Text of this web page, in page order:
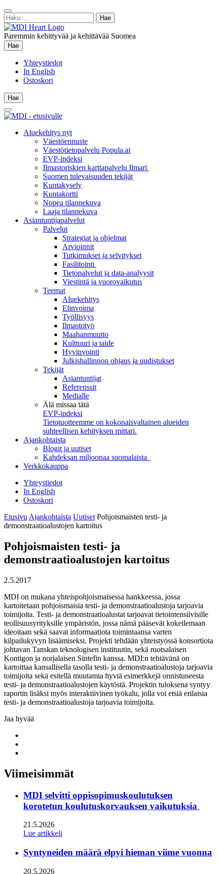
Siirry
sisältöön
Sulje
hae
Haku:
Paremmin kehittyvää ja kehittävää Suomea
Hae
Hae
Yhteystiedot
In English
Ostoskori
Hae
Hae
Main
Menu
Aluekehitys nyt
Väestöennuste
Väestötietopalvelu Popula.ai
EVP-indeksi
Ilmastoriskien karttapalvelu Ilmari
Suomen tulevaisuuden tekijät
Kuntakysely
Kuntakortti
Nopea tilannekuva
Laaja tilannekuva
Asiantuntijapalvelut
Palvelut
Strategiat ja ohjelmat
Arvioinnit
Tutkimukset ja selvitykset
Fasilitointi
Tietopalvelut ja data-analyysit
Viestintä ja vuorovaikutus
Teemat
Aluekehitys
Elinvoima
Työllisyys
Ilmastotyö
Maahanmuutto
Kulttuuri ja taide
Hyvinvointi
Julkishallinnon ohjaus ja uudistukset
Tekijät
Asiantuntijat
Referenssit
Medialle
Älä missaa tätä
EVP-indeksi
Tietotuotteemme on kokonaisvaltainen alueiden
suhteellisen kehityksen mittari.
Ajankohtaista
Blogit ja uutiset
Kahdeksan miljoonaa suomalaista
Verkkokauppa
Yhteystiedot
In English
Ostoskori
Etusivu Ajankohtaista Uutiset Pohjoismaisten testi- ja
demonstraatioalustojen kartoitus
Pohjoismaisten testi- ja
demonstraatioalustojen kartoitus
2.5.2017
MDI on mukana yhteispohjoismaisessa hankkeessa, jossa
kartoitetaan pohjoismaisia testi- ja demonstraatioalustoja tarjoavia
toimijoita. Testi- ja demonstraatioalustat tarjoavat tietointensiivisille
teollisuusyrityksille ympäristön, jossa nämä pääsevät kokeilemaan
ideoitaan sekä saavat informaatiota toimintaansa varten
kilpailukyvyn lisäämiseksi. Projekti tehdään yhteistyössä konsortiota
johtavan Tanskan teknologisen instituutin, sekä ruotsalaisen
Kontigon ja norjalaisen Sintefin kanssa. MDI:n tehtävänä on
kartoittaa kansallisella tasolla testi- ja demonstraatioalustoja tarjoavia
toimijoita sekä esitellä muutamia hyviä esimerkkejä onnistuneesta
testi- ja demonstraatioalustojen käytöstä. Projektin tuloksena syntyy
raportin lisäksi myös interaktiivinen työkalu, jolla voi etsiä erilaisia
testi- ja demonstraatioalustoja tarjoavia toimijoita.
Jaa hyvää
twitter
Viimeisimmät
MDI selvitti oppisopimuskoulutuksen
korotetun koulutuskorvauksen vaikutuksia
21.5.2026
Lue artikkeli
Syntyneiden määrä elpyi hieman viime vuonna
20.5.2026